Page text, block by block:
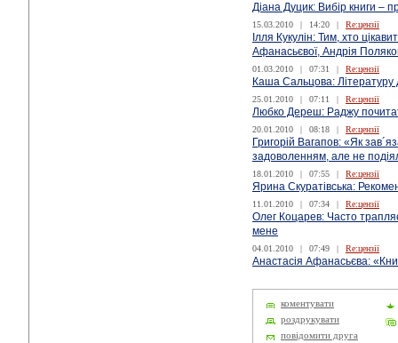
Діана Дуцик: Вибір книги –
15.03.2010 | 14:20 | Re:цензії
Ілля Кукулін: Тим, хто
Афанасьєвої, Андрія
01.03.2010 | 07:31 | Re:цензії
Каша Сальцова:
25.01.2010 | 07:11 | Re:цензії
Любко Дереш: Раджу
20.01.2010 | 08:18 | Re:цензії
Григорій Вагапов: «Як
задоволенням, але не
18.01.2010 | 07:55 | Re:цензії
Ярина Скуратівська:
11.01.2010 | 07:34 | Re:цензії
Олег Коцарев: Часто
мене
04.01.2010 | 07:49 | Re:цензії
Анастасія Афанасьєва:
коментувати
роздрукувати
повідомити друга